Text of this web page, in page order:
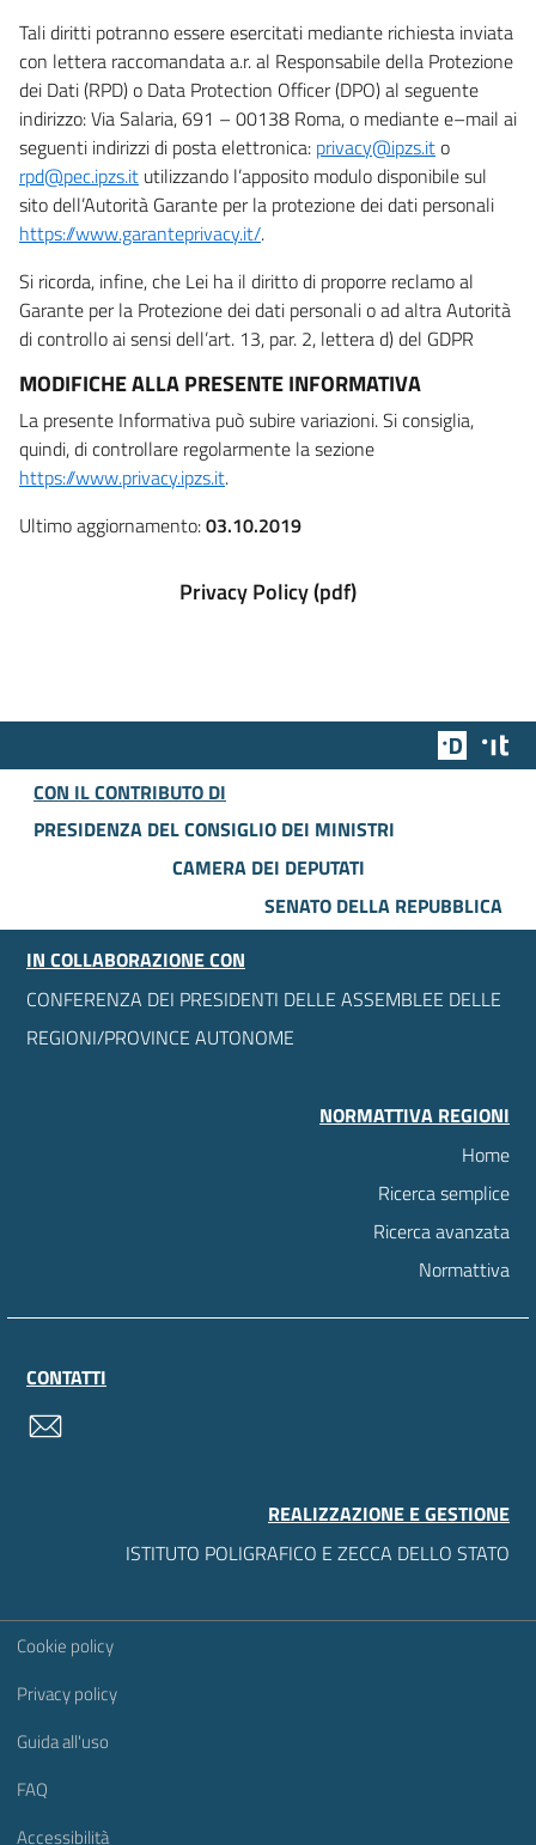
Tali diritti potranno essere esercitati mediante richiesta inviata
con lettera raccomandata a.r. al Responsabile della Protezione
dei Dati (RPD) o Data Protection Officer (DPO) al seguente
indirizzo: Via Salaria, 691 – 00138 Roma, o mediante e–mail ai
seguenti indirizzi di posta elettronica: privacy@ipzs.ito
rpd@pec.ipzs.it utilizzando l’apposito modulo disponibile sul
sito dell’Autorità Garante per la protezione dei dati personali
https://www.garanteprivacy.it/.
Si ricorda, infine, che Lei ha il diritto di proporre reclamo al
Garante per la Protezione dei dati personali o ad altra Autorità
di controllo ai sensi dell’art. 13, par. 2, lettera d) del GDPR
MODIFICHE ALLA PRESENTE INFORMATIVA
La presente Informativa può subire variazioni. Si consiglia,
quindi, di controllare regolarmente la sezione
https://www.privacy.ipzs.it.
Ultimo aggiornamento:03.10.2019
Privacy Policy (pdf)
Team
CON IL CONTRIBUTO DI
PRESIDENZA DEL CONSIGLIO DEI MINISTRI
CAMERA DEI DEPUTATI
SENATO DELLA REPUBBLICA
IN COLLABORAZIONE CON
CONFERENZA DEI PRESIDENTI DELLE ASSEMBLEE DELLE
REGIONI/PROVINCE AUTONOME
NORMATTIVA REGIONI
Home
Ricerca semplice
Ricerca avanzata
Normattiva
CONTATTI
REALIZZAZIONE E GESTIONE
ISTITUTO POLIGRAFICO E ZECCA DELLO STATO
Sezione Link Utili
Cookie policy
Privacy policy
Guida all'uso
FAQ
Accessibilità